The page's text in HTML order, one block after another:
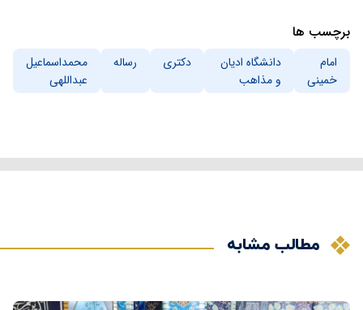
برچسب ها
امام
خمینی
دانشگاه ادیان
و مذاهب
دکتری رساله
محمداسماعیل
عبداللهی
مطالب مشابه